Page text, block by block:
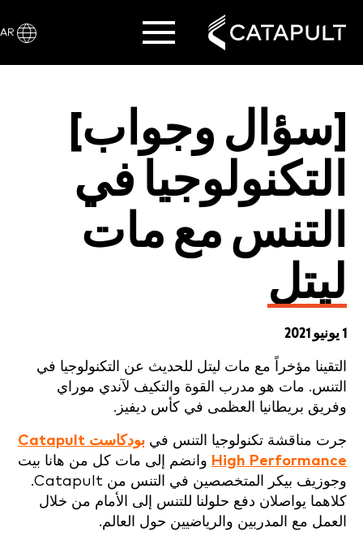
[سؤال وجواب]
التكنولوجيا في
التنس مع مات
ليتل
1 يونيو 2021
التقينا مؤخراً مع مات ليتل للحديث عن التكنولوجيا في
التنس. مات هو مدرب القوة والتكيف لآندي موراي
وفريق بريطانيا العظمى في كأس ديفيز.
جرت مناقشة تكنولوجيا التنس في
بودكاست Catapult
High Performance وانضم إلى مات كل من هانا بيت
وجوزيف بيكر المتخصصين في التنس من Catapult.
كلاهما يواصلان دفع حلولنا للتنس إلى الأمام من خلال
العمل مع المدربين والرياضيين حول العالم.